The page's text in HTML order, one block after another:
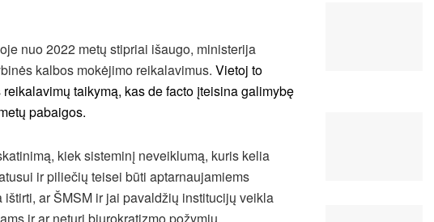
nuo 2022 metų stipriai išaugo, ministerija
kalbos mokėjimo reikalavimus. Vietoj to
taikymą, kas de facto įteisina galimybę
pabaigos.
kiek sisteminį neveiklumą, kuris kelia
ir piliečių teisei būti aptarnaujamiems
ar ŠMSM ir jai pavaldžių institucijų veikla